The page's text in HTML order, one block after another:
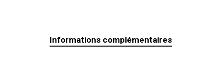
Informations complémentaires